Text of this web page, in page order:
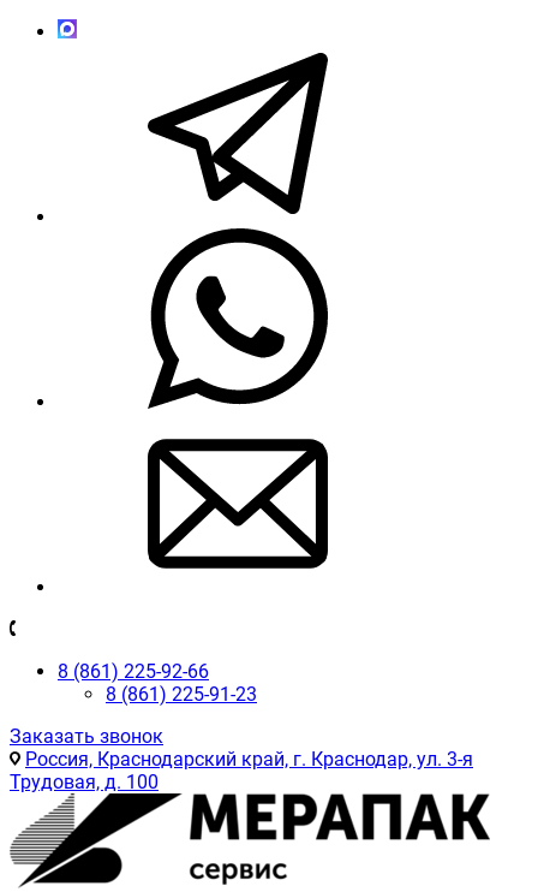
8 (861) 225-92-66
8 (861) 225-91-23
Заказать звонок
Россия, Краснодарский край, г. Краснодар, ул. 3-я
Трудовая, д. 100